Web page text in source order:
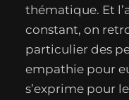
thématique. Et
constant, on
particulier des
empathie pour
s’exprime pour